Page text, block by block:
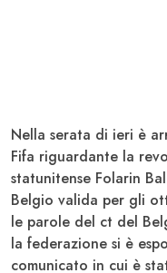
Nella serata di ieri è
Fifa riguardante la
statunitense Folarin
Belgio valida per gli
le parole del ct del
la federazione si è
comunicato in cui è